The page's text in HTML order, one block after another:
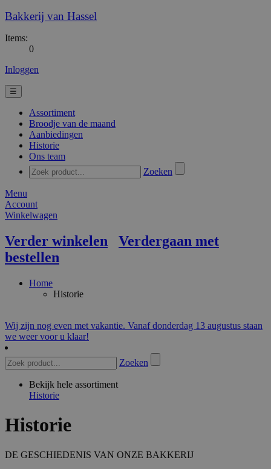
Bakkerij van Hassel
Items:
0
Inloggen
☰
Assortiment
Broodje van de maand
Aanbiedingen
Historie
Ons team
Zoeken
Menu
Account
Winkelwagen
Verder winkelen
Verdergaan met
bestellen
Home
Historie
Wij zijn nog even met vakantie. Vanaf donderdag 13 augustus staan
we weer voor u klaar!
Zoeken
Bekijk hele assortiment
Historie
Historie
DE GESCHIEDENIS VAN ONZE BAKKERIJ